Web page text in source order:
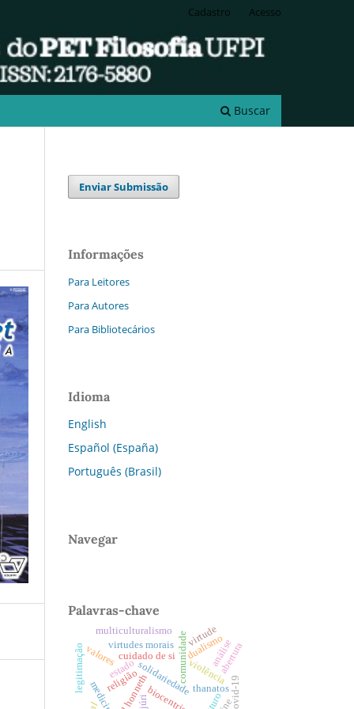
Buscar
Cadastro Acesso
Enviar Submissão
Informações
Para Leitores
Para Autores
Para Bibliotecários
Idioma
English
Español (España)
Português (Brasil)
Navegar
Palavras-chave
cuidado de si
violência
solidariedade
estado comunidade
virtudes morais
religião
medicina
dualismo
thanatoscovid-19
valores abertura
multiculturalismo
análise
virtude
júri
legitimação